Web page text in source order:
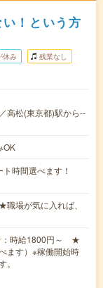
！という方
休み 残業なし
高松(東京都)駅から--
OK
時間選べます！
場が気に入れば、
：時給1800円～ ★
ます）※稼働開始時